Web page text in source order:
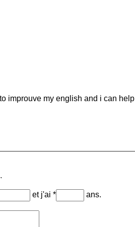
improuve my english and i can help
et j'ai * ans.